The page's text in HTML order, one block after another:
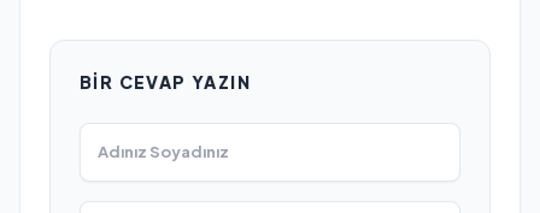
BIR CEVAP YAZIN